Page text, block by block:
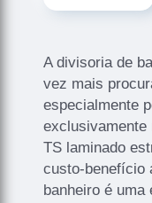
A divisoria de
vez mais
especialmente
exclusivamente
TS laminado
custo-benefício
banheiro é uma